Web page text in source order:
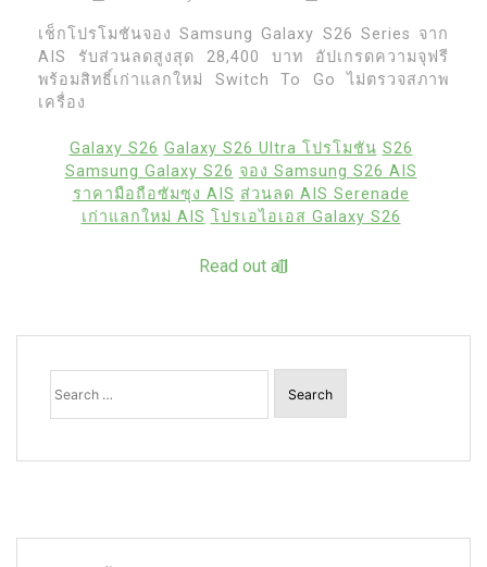
เช็กโปรโมชันจอง Samsung Galaxy S26 Series จาก
AIS รับส่วนลดสูงสุด 28,400 บาท อัปเกรดความจุฟรี
พร้อมสิทธิ์เก่าแลกใหม่ Switch To Go ไม่ตรวจสภาพ
เครื่อง
Galaxy S26 Galaxy S26 Ultra โปรโมชัน S26
Samsung Galaxy S26 จอง Samsung S26 AIS
ราคามือถือซัมซุง AIS ส่วนลด AIS Serenade
เก่าแลกใหม่ AIS โปรเอไอเอส Galaxy S26
Read out all
Search
for: